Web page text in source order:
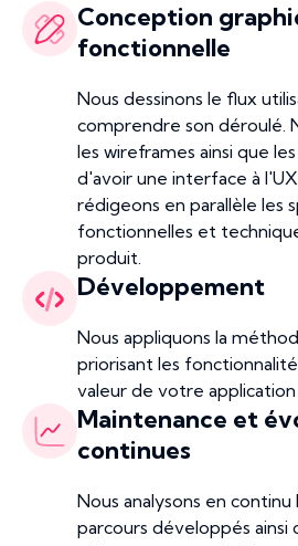
Conception
fonctionnelle
Nous dessinons le flux
comprendre son déroulé.
les wireframes ainsi que
d'avoir une interface à
rédigeons en parallèle les
fonctionnelles et
produit.
Développement
Nous appliquons la
priorisant les
valeur de votre
Maintenance et
continues
Nous analysons en
parcours développés ainsi